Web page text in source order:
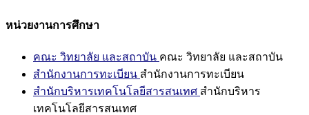
หน่วยงานการศึกษา
คณะ วิทยาลัย และสถาบัน คณะ วิทยาลัย และสถาบัน
สำนักงานการทะเบียน สำนักงานการทะเบียน
สำนักบริหารเทคโนโลยีสารสนเทศ สำนักบริหาร
เทคโนโลยีสารสนเทศ